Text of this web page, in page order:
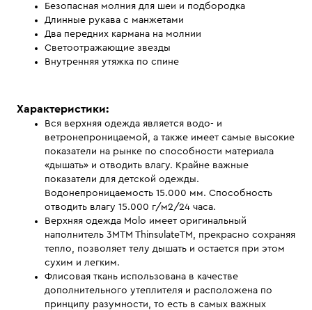
Безопасная молния для шеи и подбородка
Длинные рукава с манжетами
Два передних кармана на молнии
Светоотражающие звезды
Внутренняя утяжка по спине
Характеристики:
Вся верхняя одежда является водо- и
ветронепроницаемой, а также имеет самые высокие
показатели на рынке по способности материала
«дышать» и отводить влагу. Крайне важные
показатели для детской одежды.
Водонепроницаемость 15.000 мм. Способность
отводить влагу 15.000 г/м2/24 часа.
Верхняя одежда Molo имеет оригинальный
наполнитель 3MTM ThinsulateTM, прекрасно сохраняя
тепло, позволяет телу дышать и остается при этом
сухим и легким.
Флисовая ткань использована в качестве
дополнительного утеплителя и расположена по
принципу разумности, то есть в самых важных